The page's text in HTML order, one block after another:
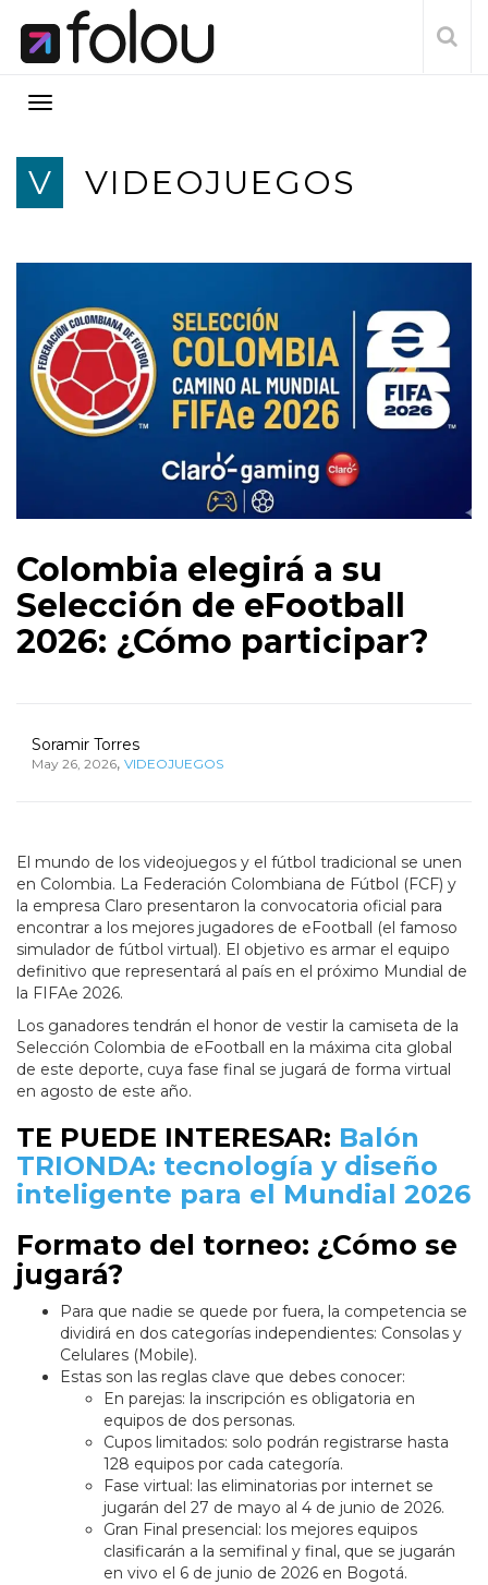
V VIDEOJUEGOS
Colombia elegirá a su
Selección de eFootball
2026: ¿Cómo participar?
Soramir Torres
May 26, 2026, VIDEOJUEGOS
El mundo de los videojuegos y el fútbol tradicional se unen
en Colombia. La Federación Colombiana de Fútbol (FCF) y
la empresa Claro presentaron la convocatoria oficial para
encontrar a los mejores jugadores de eFootball (el famoso
simulador de fútbol virtual). El objetivo es armar el equipo
definitivo que representará al país en el próximo Mundial de
la FIFAe 2026.
Los ganadores tendrán el honor de vestir la camiseta de la
Selección Colombia de eFootball en la máxima cita global
de este deporte, cuya fase final se jugará de forma virtual
en agosto de este año.
TE PUEDE INTERESAR: Balón
TRIONDA: tecnología y diseño
inteligente para el Mundial 2026
Formato del torneo: ¿Cómo se
jugará?
Para que nadie se quede por fuera, la competencia se
dividirá en dos categorías independientes: Consolas y
Celulares (Mobile).
Estas son las reglas clave que debes conocer:
En parejas: la inscripción es obligatoria en
equipos de dos personas.
Cupos limitados: solo podrán registrarse hasta
128 equipos por cada categoría.
Fase virtual: las eliminatorias por internet se
jugarán del 27 de mayo al 4 de junio de 2026.
Gran Final presencial: los mejores equipos
clasificarán a la semifinal y final, que se jugarán
en vivo el 6 de junio de 2026 en Bogotá.